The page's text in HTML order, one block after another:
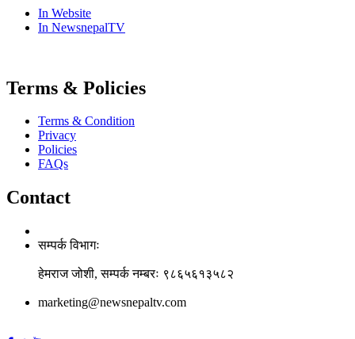
In Website
In NewsnepalTV
Terms & Policies
Terms & Condition
Privacy
Policies
FAQs
Contact
सम्पर्क विभागः
हेमराज जोशी, सम्पर्क नम्बरः ९८६५६१३५८२
marketing@newsnepaltv.com